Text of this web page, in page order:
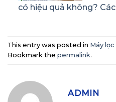
có hiệu quả không?
This entry was posted in Máy
Bookmark the permalink.
ADMIN